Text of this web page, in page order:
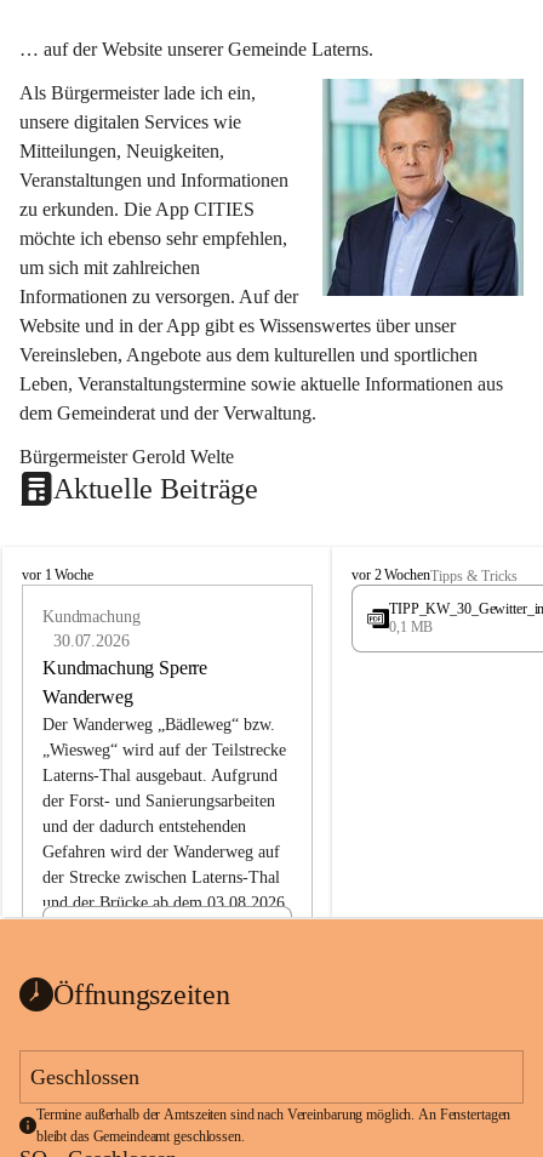
… auf der Website unserer Gemeinde Laterns.
Als Bürgermeister lade ich ein,
unsere digitalen Services wie
Mitteilungen, Neuigkeiten,
Veranstaltungen und Informationen
zu erkunden. Die App CITIES
möchte ich ebenso sehr empfehlen,
um sich mit zahlreichen
Informationen zu versorgen. Auf der
Website und in der App gibt es Wissenswertes über unser
Vereinsleben, Angebote aus dem kulturellen und sportlichen
Leben, Veranstaltungstermine sowie aktuelle Informationen aus
dem Gemeinderat und der Verwaltung.
Bürgermeister Gerold Welte
Aktuelle Beiträge
L
vor 1 Woche
Kundmachung
30.07.2026
Kundmachung Sperre
Wanderweg
Der Wanderweg „Bädleweg“ bzw.
„Wiesweg“ wird auf der Teilstrecke
Laterns-Thal ausgebaut. Aufgrund
der Forst- und Sanierungsarbeiten
und der dadurch entstehenden
Gefahren wird der Wanderweg auf
der Strecke zwischen Laterns-Thal
und der Brücke ab dem 03.08.2026
ht
1 Seite•0,1 MB
L
a
e
vor 2 WochenTipps & Tricks
0,1 MB
Öffnungszeiten
Geschlossen
Termine außerhalb der Amtszeiten sind nach Vereinbarung möglich. An Fenstertagen
bleibt das Gemeindeamt geschlossen.